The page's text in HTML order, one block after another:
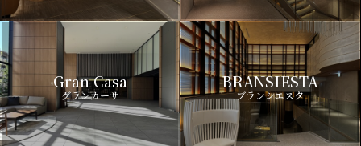
Gran Casa
グランカーサ
BRANSIESTA
ブランシエスタ